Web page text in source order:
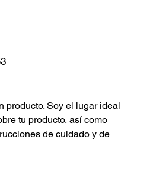
producto. Soy el lugar ideal
tu producto, así como
de cuidado y de